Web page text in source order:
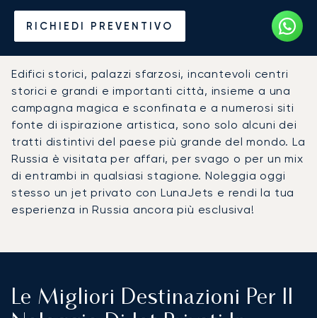
RICHIEDI PREVENTIVO
Noleggia un Jet Privato per
la Russia
Edifici storici, palazzi sfarzosi, incantevoli centri
storici e grandi e importanti città, insieme a una
campagna magica e sconfinata e a numerosi siti
fonte di ispirazione artistica, sono solo alcuni dei
tratti distintivi del paese più grande del mondo. La
Russia è visitata per affari, per svago o per un mix
di entrambi in qualsiasi stagione. Noleggia oggi
stesso un jet privato con LunaJets e rendi la tua
esperienza in Russia ancora più esclusiva!
Le Migliori Destinazioni Per Il